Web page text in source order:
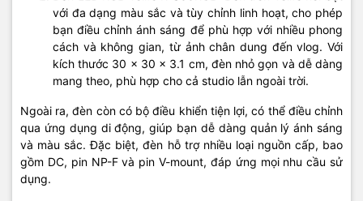
với đa dạng màu sắc và tùy chỉnh linh hoạt, cho phép
bạn điều chỉnh ánh sáng để phù hợp với nhiều phong
cách và không gian, từ ảnh chân dung đến vlog. Với
kích thước 30 x 30 x 3.1 cm, đèn nhỏ gọn và dễ dàng
mang theo, phù hợp cho cả studio lẫn ngoài trời.
Ngoài ra, đèn còn có bộ điều khiển tiện lợi, có thể điều chỉnh
qua ứng dụng di động, giúp bạn dễ dàng quản lý ánh sáng
và màu sắc. Đặc biệt, đèn hỗ trợ nhiều loại nguồn cấp, bao
gồm DC, pin NP-F và pin V-mount, đáp ứng mọi nhu cầu sử
dụng.